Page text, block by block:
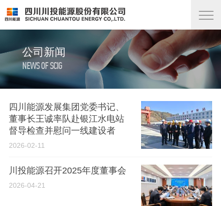
公司新闻
NEWS OF SCIG
四川能源发展集团党委书记、
董事长王诚率队赴银江水电站
督导检查并慰问一线建设者
2026-02-11
川投能源召开2025年度董事会
2026-04-21